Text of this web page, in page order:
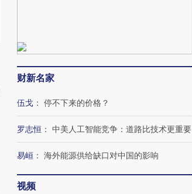
财新名家
伍戈 ： 停不下来的价格？
罗志恒 ： 中美人工智能竞争：道路比技术更重要
易峘 ： 海外能源供给缺口对中国的影响
视频